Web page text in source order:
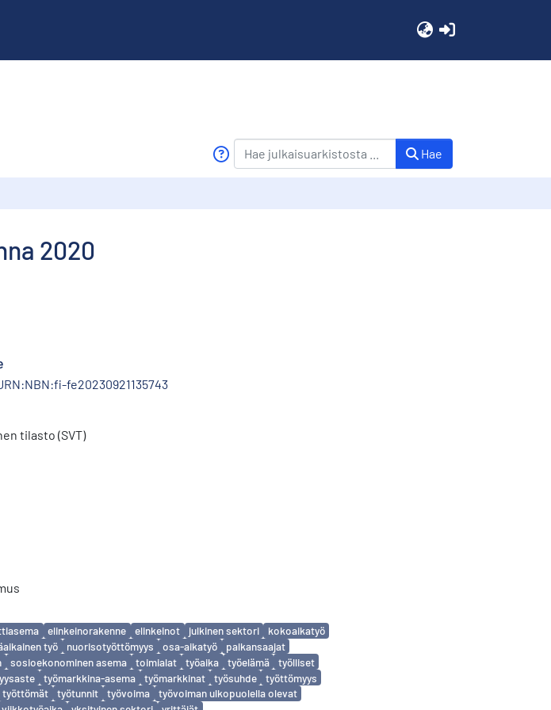
Hae
2020
fe20230921135743
tilasto (SVT)
elinkeinorakenne elinkeinot julkinen sektori
kokoaikatyö
työ nuorisotyöttömyys osa-aikatyö
palkansaajat
sosioekonominen asema toimialat työaika työelämä
työlliset
työmarkkina-asema työmarkkinat työsuhde
työttömyys
työttömät työtunnit työvoima
työvoiman ulkopuolella olevat